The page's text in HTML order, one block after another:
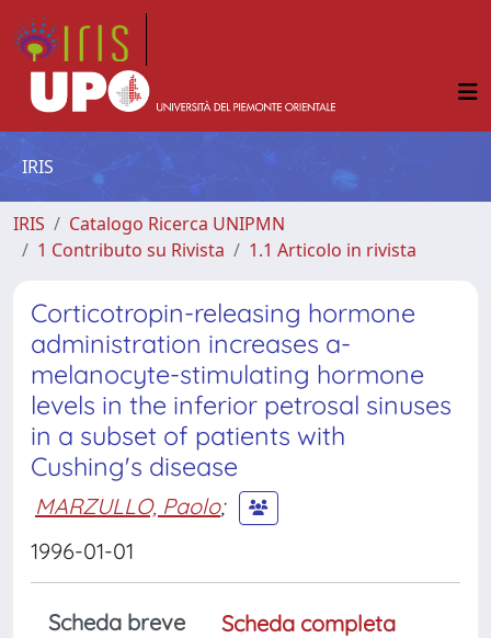
IRIS
IRIS
Catalogo Ricerca UNIPMN
1 Contributo su Rivista
1.1 Articolo in rivista
Corticotropin-releasing hormone
administration increases a-
melanocyte-stimulating hormone
levels in the inferior petrosal sinuses
in a subset of patients with
Cushing's disease
MARZULLO, Paolo;
1996-01-01
Scheda breve
Scheda completa